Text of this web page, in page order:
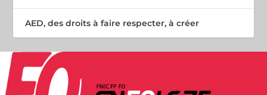
AED, des droits à faire respecter, à créer